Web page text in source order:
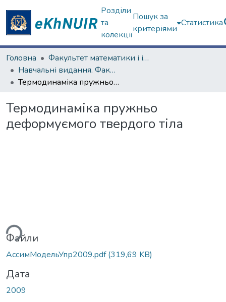
Розділи
та
колекції
Пошук за
критеріями
Статистика
Головна
Факультет математики і інформатики
Навчальні видання. Факультет математики і інформатики
Термодинаміка пружньо деформуємого твердого тіла
Термодинаміка пружньо
деформуємого твердого тіла
Файли
АссимМодельУпр2009.pdf(319,69 KB)
Дата
2009